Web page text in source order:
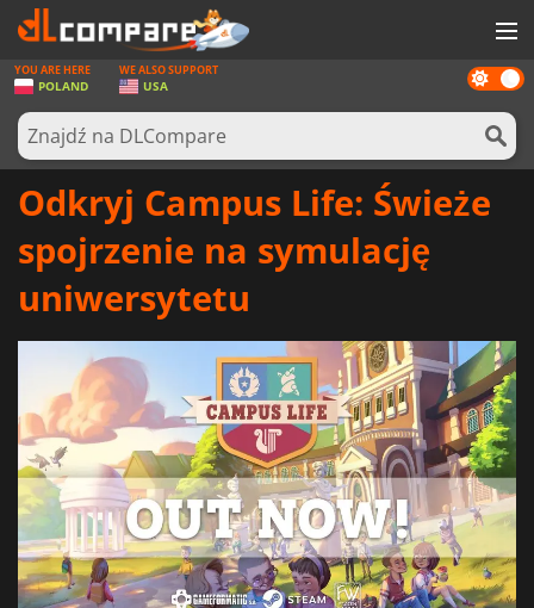
GRY
KARTY DO GIER
OPROGRAMOWANIE
SPRZĘT KOMPUTEROWY
ZALOGUJ SIĘ LUB ZAREJESTRUJ
Dark
mode
YOU ARE HERE
POLAND
WE ALSO SUPPORT
USA
Odkryj Campus Life: Świeże
spojrzenie na symulację
uniwersytetu